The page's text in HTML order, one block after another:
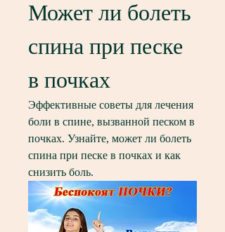
Может ли болеть
спина при песке
в почках
Эффективные советы для лечения
боли в спине, вызванной песком в
почках. Узнайте, может ли болеть
спина при песке в почках и как
снизить боль.